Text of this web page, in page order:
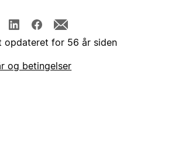
opdateret for 56 år siden
og betingelser